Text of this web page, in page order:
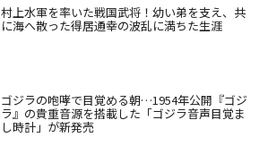
村上水軍を率いた戦国武将！幼い弟を支え、共
に海へ散った得居通幸の波乱に満ちた生涯
ゴジラの咆哮で目覚める朝…1954年公開『ゴジ
ラ』の貴重音源を搭載した「ゴジラ音声目覚ま
し時計」が新発売